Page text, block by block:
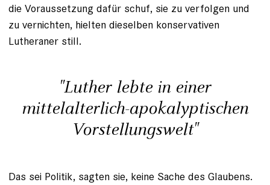
die Voraussetzung dafür schuf, sie zu verfolgen und
zu vernichten, hielten dieselben konservativen
Lutheraner still.
"Luther lebte in einer
mittelalterlich-apokalyptischen
Vorstellungswelt"
Das sei Politik, sagten sie, keine Sache des Glaubens.